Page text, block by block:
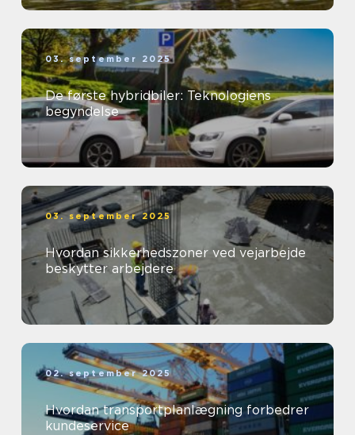
03. september 2025
De første hybridbiler: Teknologiens
begyndelse
03. september 2025
Hvordan sikkerhedszoner ved vejarbejde
beskytter arbejdere
02. september 2025
Hvordan transportplanlægning forbedrer
kundeservice